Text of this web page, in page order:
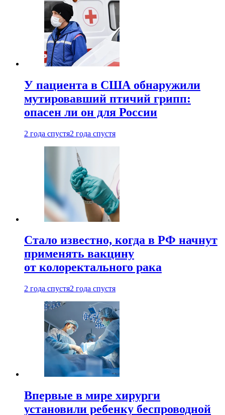
У пациента в США обнаружили
мутировавший птичий грипп:
опасен ли он для России
2 года спустя2 года спустя
Стало известно, когда в РФ начнут
применять вакцину
от колоректального рака
2 года спустя2 года спустя
Впервые в мире хирурги
установили ребенку беспроводной